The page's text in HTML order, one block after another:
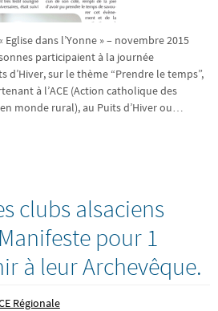
dans l’Yonne » – novembre 2015
participaient à la journée
sur le thème “Prendre le temps”,
à l’ACE (Action catholique des
monde rural), au Puits d’Hiver ou…
clubs alsaciens
pour 1
à leur Archevêque.
Régionale